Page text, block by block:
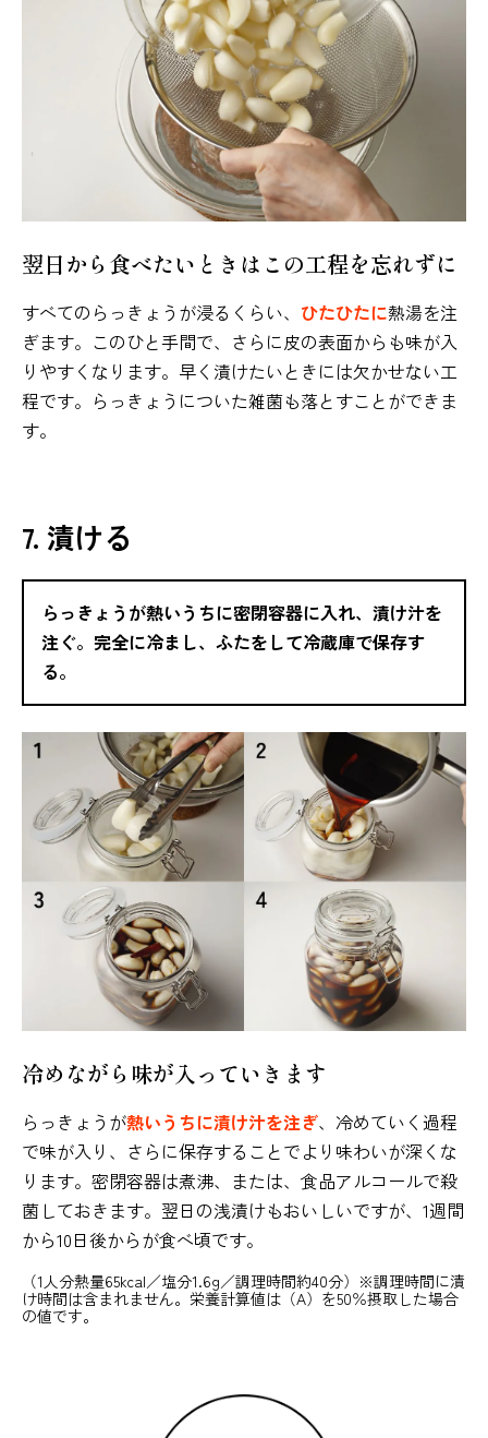
翌日から食べたいときはこの工程を忘れずに
すべてのらっきょうが浸るくらい、 ひたひたに熱湯を注
ぎます。このひと手間で、さらに皮の表面からも味が入
りやすくなります。早く漬けたいときには欠かせない工
程です。らっきょうについた雑菌も落とすことができま
す。
7. 漬ける
らっきょうが熱いうちに密閉容器に入れ、漬け汁を
注ぐ。完全に冷まし、ふたをして冷蔵庫で保存す
る。
冷めながら味が入っていきます
らっきょうが熱いうちに漬け汁を注ぎ、冷めていく過程
で味が入り、さらに保存することでより味わいが深くな
ります。密閉容器は煮沸、または、食品アルコールで殺
菌しておきます。翌日の浅漬けもおいしいですが、1週間
から10日後からが食べ頃です。
（1人分熱量65kcal／塩分1.6g／調理時間約40分）※調理時間に漬
け時間は含まれません。栄養計算値は（A）を50％摂取した場合
の値です。